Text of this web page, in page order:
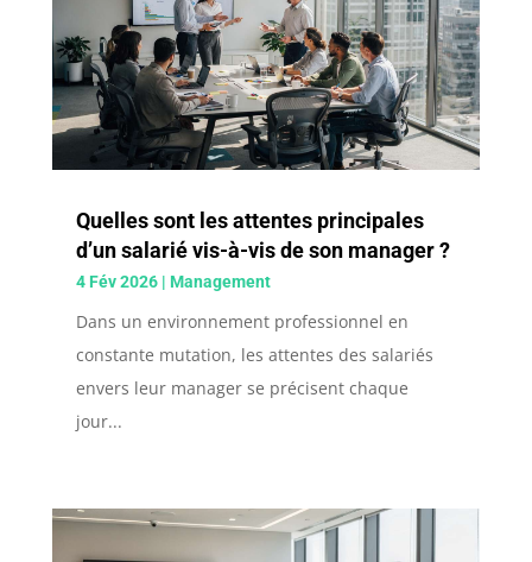
Quelles sont les attentes principales
d’un salarié vis-à-vis de son manager ?
4 Fév 2026| Management
Dans un environnement professionnel en
constante mutation, les attentes des salariés
envers leur manager se précisent chaque
jour...